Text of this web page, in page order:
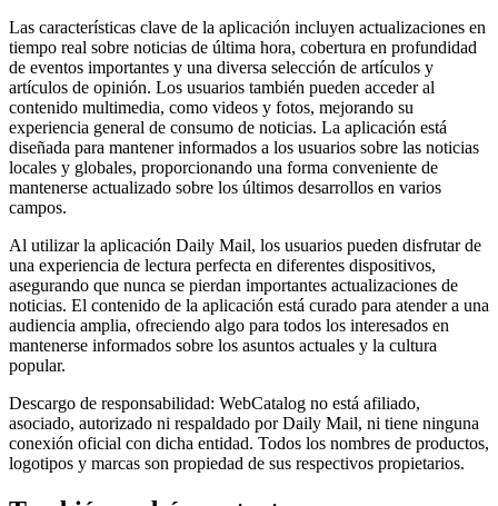
Las características clave de la aplicación incluyen actualizaciones en
tiempo real sobre noticias de última hora, cobertura en profundidad
de eventos importantes y una diversa selección de artículos y
artículos de opinión. Los usuarios también pueden acceder al
contenido multimedia, como videos y fotos, mejorando su
experiencia general de consumo de noticias. La aplicación está
diseñada para mantener informados a los usuarios sobre las noticias
locales y globales, proporcionando una forma conveniente de
mantenerse actualizado sobre los últimos desarrollos en varios
campos.
Al utilizar la aplicación Daily Mail, los usuarios pueden disfrutar de
una experiencia de lectura perfecta en diferentes dispositivos,
asegurando que nunca se pierdan importantes actualizaciones de
noticias. El contenido de la aplicación está curado para atender a una
audiencia amplia, ofreciendo algo para todos los interesados ​​en
mantenerse informados sobre los asuntos actuales y la cultura
popular.
Descargo de responsabilidad: WebCatalog no está afiliado,
asociado, autorizado ni respaldado por Daily Mail, ni tiene ninguna
conexión oficial con dicha entidad. Todos los nombres de productos,
logotipos y marcas son propiedad de sus respectivos propietarios.